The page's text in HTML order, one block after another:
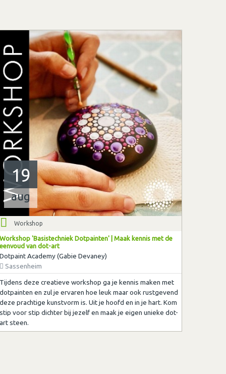
19
aug
Workshop
'Basistechniek Dotpainten' | Maak kennis met de
van dot-art
Academy (Gabie Devaney)
Sassenheim
deze creatieve workshop ga je kennis maken met
en zul je ervaren hoe leuk maar ook rustgevend
prachtige kunstvorm is. Uit je hoofd en in je hart. Kom
voor stip dichter bij jezelf en maak je eigen unieke dot-
steen.